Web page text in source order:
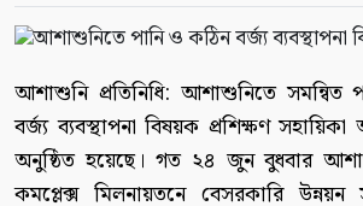
আশাশুনি প্রতিনিধি: আশাশুনিতে
বর্জ্য ব্যবস্থাপনা বিষয়ক প্রশিক্ষণ
অনুষ্ঠিত হয়েছে। গত ২৪ জুন বুধবার
কমপ্লেক্স মিলনায়তনে বেসরকারি উন্নয়ন